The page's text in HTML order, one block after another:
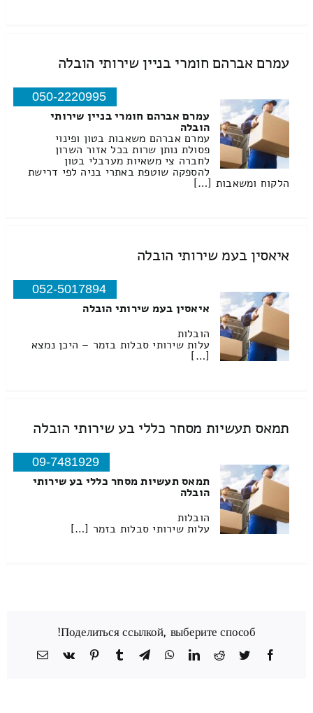
עמרם אברהם חומרי בניין שירותי הובלה
050-2220995
עמרם אברהם חומרי בניין שירותי
הובלה
עמרם אברהם משאבות בטון ופינוי
פסולת נותן שרות בכל אזור השרון
לחברה צי משאיות מערבלי בטון
להספקה שוטפת באתרי בניה לפי דרישת
הלקוח ומשאבות […]
איאסין בעמ שירותי הובלה
052-5017894
איאסין בעמ שירותי הובלה
הובלות
עלות שירותי סבלות בזמר – היכן נמצא
[…]
תמאס תעשיות מסחר כללי בע שירותי הובלה
09-7481929
תמאס תעשיות מסחר כללי בע שירותי
הובלה
הובלות
עלות שירותי סבלות בזמר […]
Поделиться ссылкой, выберите способ!
Facebook
Twitter
Reddit
LinkedIn
WhatsApp
Telegram
Tumblr
Pinterest
Vk
כתובת